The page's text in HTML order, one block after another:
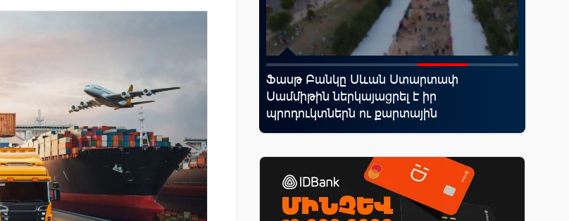
«Սմայլ Սվիթ»-ի զարգացման
ճանապարհը՝ Կոնվերս Բանկի
գործընկերությամբ
Ֆասթ Բանկը Սևան Ստարտափ
Սամմիթին ներկայացրել է իր
պրոդուկտներն ու քարտային
առաջարկները